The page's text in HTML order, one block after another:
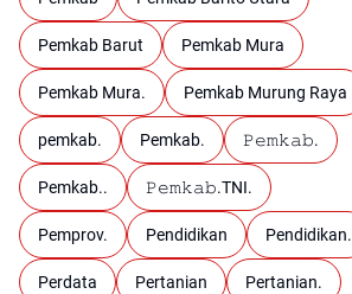
Pemkab Barut Pemkab Mura
Pemkab Mura. Pemkab Murung Raya
pemkab. Pemkab. 𝙿𝚎𝚖𝚔𝚊𝚋.
Pemkab.. 𝙿𝚎𝚖𝚔𝚊𝚋.TNI.
Pemprov. Pendidikan Pendidikan.
Perdata Pertanian Pertanian.